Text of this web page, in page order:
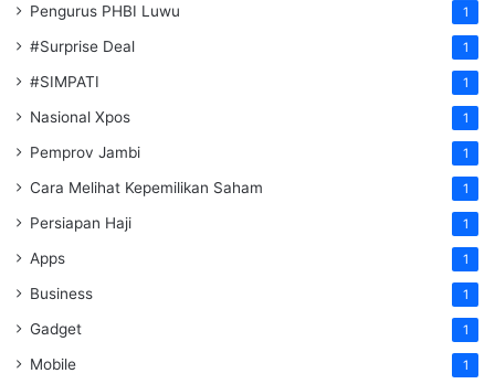
Pengurus PHBI Luwu 1
#Surprise Deal 1
#SIMPATI 1
Nasional Xpos 1
Pemprov Jambi 1
Cara Melihat Kepemilikan Saham 1
Persiapan Haji 1
Apps 1
Business 1
Gadget 1
Mobile 1